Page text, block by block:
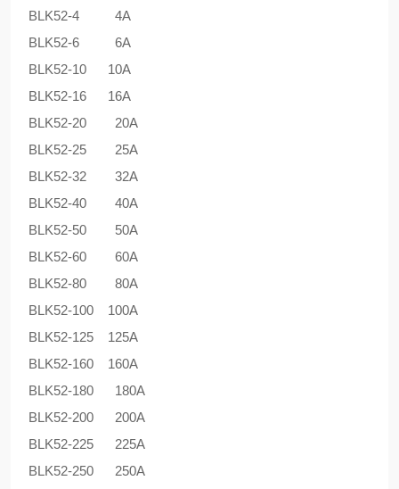
BLK52-4 4A
BLK52-6 6A
BLK52-10 10A
BLK52-16 16A
BLK52-20 20A
BLK52-25 25A
BLK52-32 32A
BLK52-40 40A
BLK52-50 50A
BLK52-60 60A
BLK52-80 80A
BLK52-100 100A
BLK52-125 125A
BLK52-160 160A
BLK52-180 180A
BLK52-200 200A
BLK52-225 225A
BLK52-250 250A